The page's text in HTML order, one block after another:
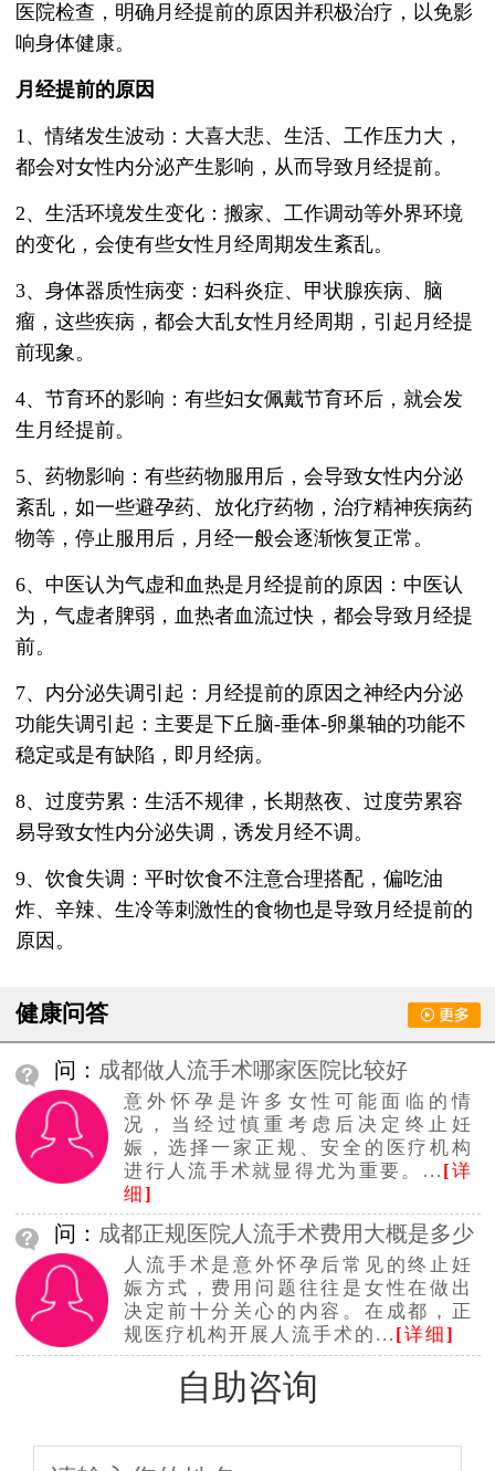
医院检查，明确月经提前的原因并积极治疗，以免影
响身体健康。
月经提前的原因
1、情绪发生波动：大喜大悲、生活、工作压力大，
都会对女性内分泌产生影响，从而导致月经提前。
2、生活环境发生变化：搬家、工作调动等外界环境
的变化，会使有些女性月经周期发生紊乱。
3、身体器质性病变：妇科炎症、甲状腺疾病、脑
瘤，这些疾病，都会大乱女性月经周期，引起月经提
前现象。
4、节育环的影响：有些妇女佩戴节育环后，就会发
生月经提前。
5、药物影响：有些药物服用后，会导致女性内分泌
紊乱，如一些避孕药、放化疗药物，治疗精神疾病药
物等，停止服用后，月经一般会逐渐恢复正常。
6、中医认为气虚和血热是月经提前的原因：中医认
为，气虚者脾弱，血热者血流过快，都会导致月经提
前。
7、内分泌失调引起：月经提前的原因之神经内分泌
功能失调引起：主要是下丘脑-垂体-卵巢轴的功能不
稳定或是有缺陷，即月经病。
8、过度劳累：生活不规律，长期熬夜、过度劳累容
易导致女性内分泌失调，诱发月经不调。
9、饮食失调：平时饮食不注意合理搭配，偏吃油
炸、辛辣、生冷等刺激性的食物也是导致月经提前的
原因。
健康问答
问： 成都做人流手术哪家医院比较好
意外怀孕是许多女性可能面临的情
况，当经过慎重考虑后决定终止妊
娠，选择一家正规、安全的医疗机构
进行人流手术就显得尤为重要。... [详
细]
问： 成都正规医院人流手术费用大概是多少
钱
人流手术是意外怀孕后常见的终止妊
娠方式，费用问题往往是女性在做出
决定前十分关心的内容。在成都，正
规医疗机构开展人流手术的... [详细]
自助咨询